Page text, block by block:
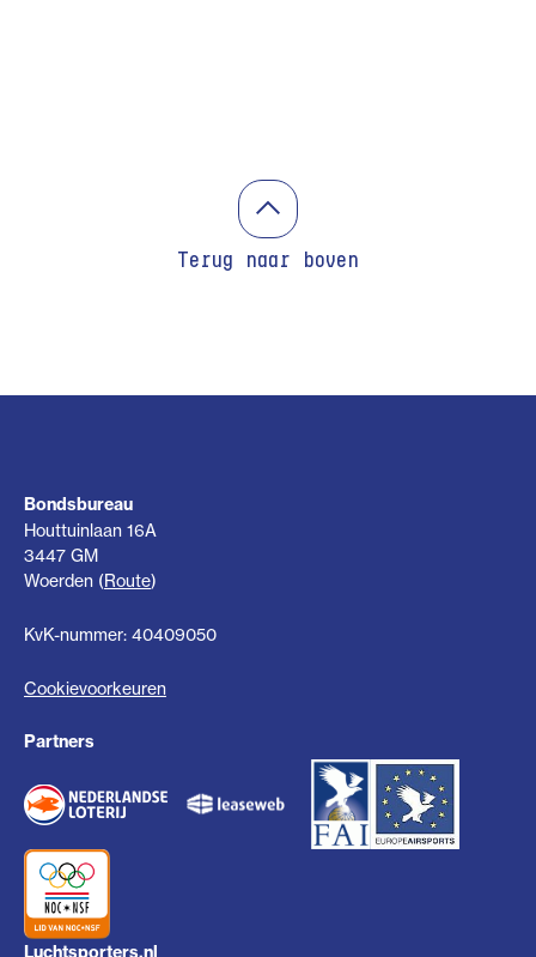
Terug naar boven
Bondsbureau
Houttuinlaan 16A
3447 GM
Woerden (Route)
KvK-nummer: 40409050
Cookievoorkeuren
Partners
Luchtsporters.nl